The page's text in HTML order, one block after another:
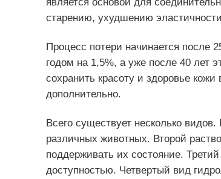
старению, ухудшению
Процесс потери начинается после
годом на 1,5%, а уже после 40 лет
сохранить красоту и здоровье
дополнительно.
Всего существует несколько
различных животных. Второй
поддерживать их состояние.
доступностью. Четвертый вид